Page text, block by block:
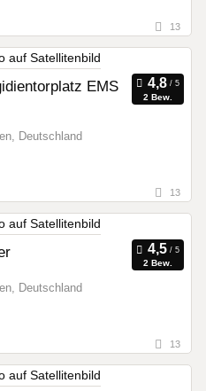
13
EMS
2 Bew.
Deutschland
13
2 Bew.
Deutschland
13